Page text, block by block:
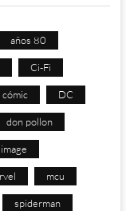
años 80
Ci-Fi
cómic DC
don pollon
image
mcu
spiderman